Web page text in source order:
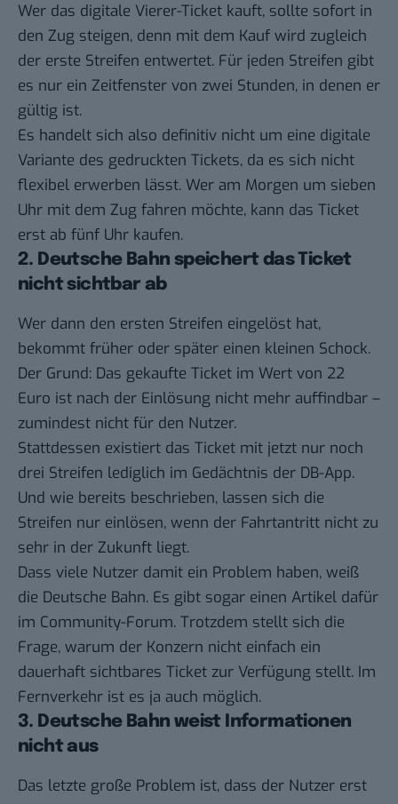
Wer das digitale Vierer-Ticket kauft, sollte sofort in
den Zug steigen, denn mit dem Kauf wird zugleich
der erste Streifen entwertet. Für jeden Streifen gibt
es nur ein Zeitfenster von zwei Stunden, in denen er
gültig ist.
Es handelt sich also definitiv nicht um eine digitale
Variante des gedruckten Tickets, da es sich nicht
flexibel erwerben lässt. Wer am Morgen um sieben
Uhr mit dem Zug fahren möchte, kann das Ticket
erst ab fünf Uhr kaufen.
2. Deutsche Bahn speichert das Ticket
nicht sichtbar ab
Wer dann den ersten Streifen eingelöst hat,
bekommt früher oder später einen kleinen Schock.
Der Grund: Das gekaufte Ticket im Wert von 22
Euro ist nach der Einlösung nicht mehr auffindbar –
zumindest nicht für den Nutzer.
Stattdessen existiert das Ticket mit jetzt nur noch
drei Streifen lediglich im Gedächtnis der DB-App.
Und wie bereits beschrieben, lassen sich die
Streifen nur einlösen, wenn der Fahrtantritt nicht zu
sehr in der Zukunft liegt.
Dass viele Nutzer damit ein Problem haben, weiß
die Deutsche Bahn. Es gibt sogar einen Artikel dafür
im Community-Forum. Trotzdem stellt sich die
Frage, warum der Konzern nicht einfach ein
dauerhaft sichtbares Ticket zur Verfügung stellt. Im
Fernverkehr ist es ja auch möglich.
3. Deutsche Bahn weist Informationen
nicht aus
Das letzte große Problem ist, dass der Nutzer erst